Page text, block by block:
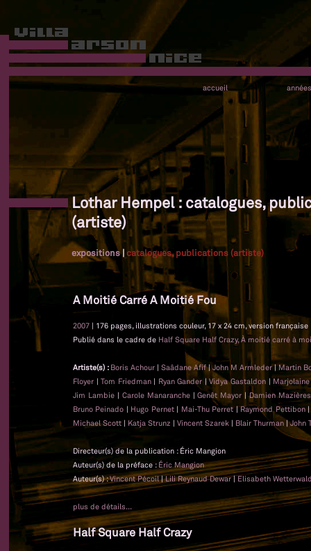
accueil années
Lothar Hempel : catalogues,
(artiste)
expositions|catalogues, publications (artiste)
A Moitié Carré A Moitié Fou
2007 | 176 pages, illustrations couleur, 17 x 24 cm, version française
Publié dans le cadre de Half Square Half Crazy, À moitié carré à
Artiste(s) : Boris Achour | Saâdane Afif|John M Armleder|Martin
Floyer |Tom Friedman| Ryan Gander |Vidya Gastaldon |Marjolaine
Jim Lambie| Carole Manaranche|Genêt Mayor |Damien Mazières
Bruno Peinado | Hugo Pernet| Mai-Thu Perret|Raymond Pettibon
Michael Scott | Katja Strunz | Vincent Szarek | Blair Thurman |John
Directeur(s) de la publication : Éric Mangion
Auteur(s) de la préface : Éric Mangion
Auteur(s) :Vincent Pécoil|Lili Reynaud Dewar|Elisabeth
plus de détails...
Half Square Half Crazy